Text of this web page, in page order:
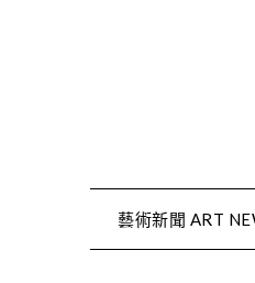
藝術新聞 ART